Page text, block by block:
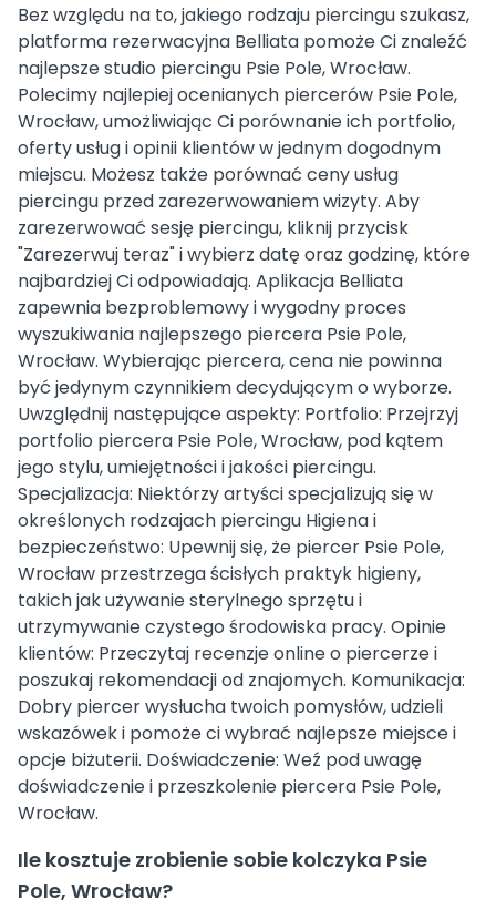
Bez względu na to, jakiego rodzaju piercingu szukasz,
platforma rezerwacyjna Belliata pomoże Ci znaleźć
najlepsze studio piercingu Psie Pole, Wrocław.
Polecimy najlepiej ocenianych piercerów Psie Pole,
Wrocław, umożliwiając Ci porównanie ich portfolio,
oferty usług i opinii klientów w jednym dogodnym
miejscu. Możesz także porównać ceny usług
piercingu przed zarezerwowaniem wizyty. Aby
zarezerwować sesję piercingu, kliknij przycisk
"Zarezerwuj teraz" i wybierz datę oraz godzinę, które
najbardziej Ci odpowiadają. Aplikacja Belliata
zapewnia bezproblemowy i wygodny proces
wyszukiwania najlepszego piercera Psie Pole,
Wrocław. Wybierając piercera, cena nie powinna
być jedynym czynnikiem decydującym o wyborze.
Uwzględnij następujące aspekty: Portfolio: Przejrzyj
portfolio piercera Psie Pole, Wrocław, pod kątem
jego stylu, umiejętności i jakości piercingu.
Specjalizacja: Niektórzy artyści specjalizują się w
określonych rodzajach piercingu Higiena i
bezpieczeństwo: Upewnij się, że piercer Psie Pole,
Wrocław przestrzega ścisłych praktyk higieny,
takich jak używanie sterylnego sprzętu i
utrzymywanie czystego środowiska pracy. Opinie
klientów: Przeczytaj recenzje online o piercerze i
poszukaj rekomendacji od znajomych. Komunikacja:
Dobry piercer wysłucha twoich pomysłów, udzieli
wskazówek i pomoże ci wybrać najlepsze miejsce i
opcje biżuterii. Doświadczenie: Weź pod uwagę
doświadczenie i przeszkolenie piercera Psie Pole,
Wrocław.
Ile kosztuje zrobienie sobie kolczyka Psie
Pole, Wrocław?